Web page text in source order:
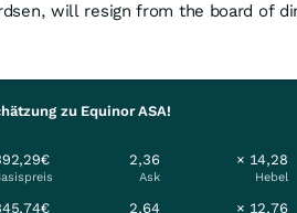
will resign from the board of
zu Equinor ASA!
2,36
Ask
× 14,28
Hebel
2,64 × 12,76